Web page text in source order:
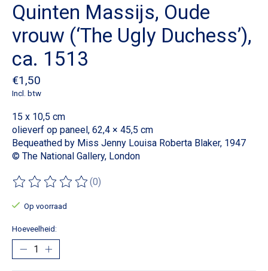
Quinten Massijs, Oude
vrouw (‘The Ugly Duchess’),
ca. 1513
€1,50
Incl. btw
15 x 10,5 cm
olieverf op paneel, 62,4 × 45,5 cm
Bequeathed by Miss Jenny Louisa Roberta Blaker, 1947
© The National Gallery, London
De beoordeling van dit product is
(0)
Op voorraad
Hoeveelheid: